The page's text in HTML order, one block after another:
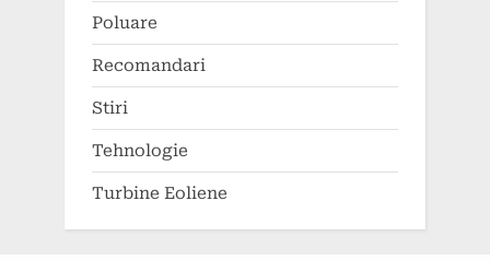
Poluare
Recomandari
Stiri
Tehnologie
Turbine Eoliene